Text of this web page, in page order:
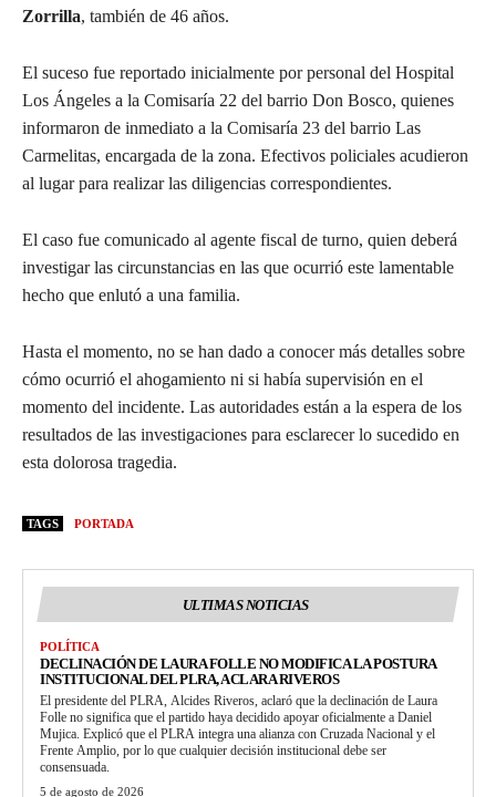
Zorrilla, también de 46 años.
El suceso fue reportado inicialmente por personal del Hospital
Los Ángeles a la Comisaría 22 del barrio Don Bosco, quienes
informaron de inmediato a la Comisaría 23 del barrio Las
Carmelitas, encargada de la zona. Efectivos policiales acudieron
al lugar para realizar las diligencias correspondientes.
El caso fue comunicado al agente fiscal de turno, quien deberá
investigar las circunstancias en las que ocurrió este lamentable
hecho que enlutó a una familia.
Hasta el momento, no se han dado a conocer más detalles sobre
cómo ocurrió el ahogamiento ni si había supervisión en el
momento del incidente. Las autoridades están a la espera de los
resultados de las investigaciones para esclarecer lo sucedido en
esta dolorosa tragedia.
TAGS PORTADA
ULTIMAS NOTICIAS
POLÍTICA
DECLINACIÓN DE LAURA FOLLE NO MODIFICA LA POSTURA
INSTITUCIONAL DEL PLRA, ACLARA RIVEROS
El presidente del PLRA, Alcides Riveros, aclaró que la declinación de Laura
Folle no significa que el partido haya decidido apoyar oficialmente a Daniel
Mujica. Explicó que el PLRA integra una alianza con Cruzada Nacional y el
Frente Amplio, por lo que cualquier decisión institucional debe ser
consensuada.
5 de agosto de 2026